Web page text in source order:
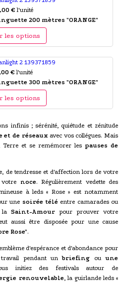
€ l'unité
200 mètres "ORANGE"
les options
€ l'unité
300 mètres "ORANGE"
les options
infinis ; sérénité, quiétude et zénitude
et de réseaux avec vos collégues. Mais
Terre et se remémorer les pauses de
de tendresse et d'affection lors de votre
noce. Régulièrement vedette des
à leds « Rose » est notamment
une soirée téléentre camarades ou
la Saint-Amourpour prouver votre
aussi être disposée pour une cause
Rose".
d'espérance et d'abondance pour
travail pendant unbriefing ouune
initiez des festivals autour de
renouvelable, la guirlande leds «